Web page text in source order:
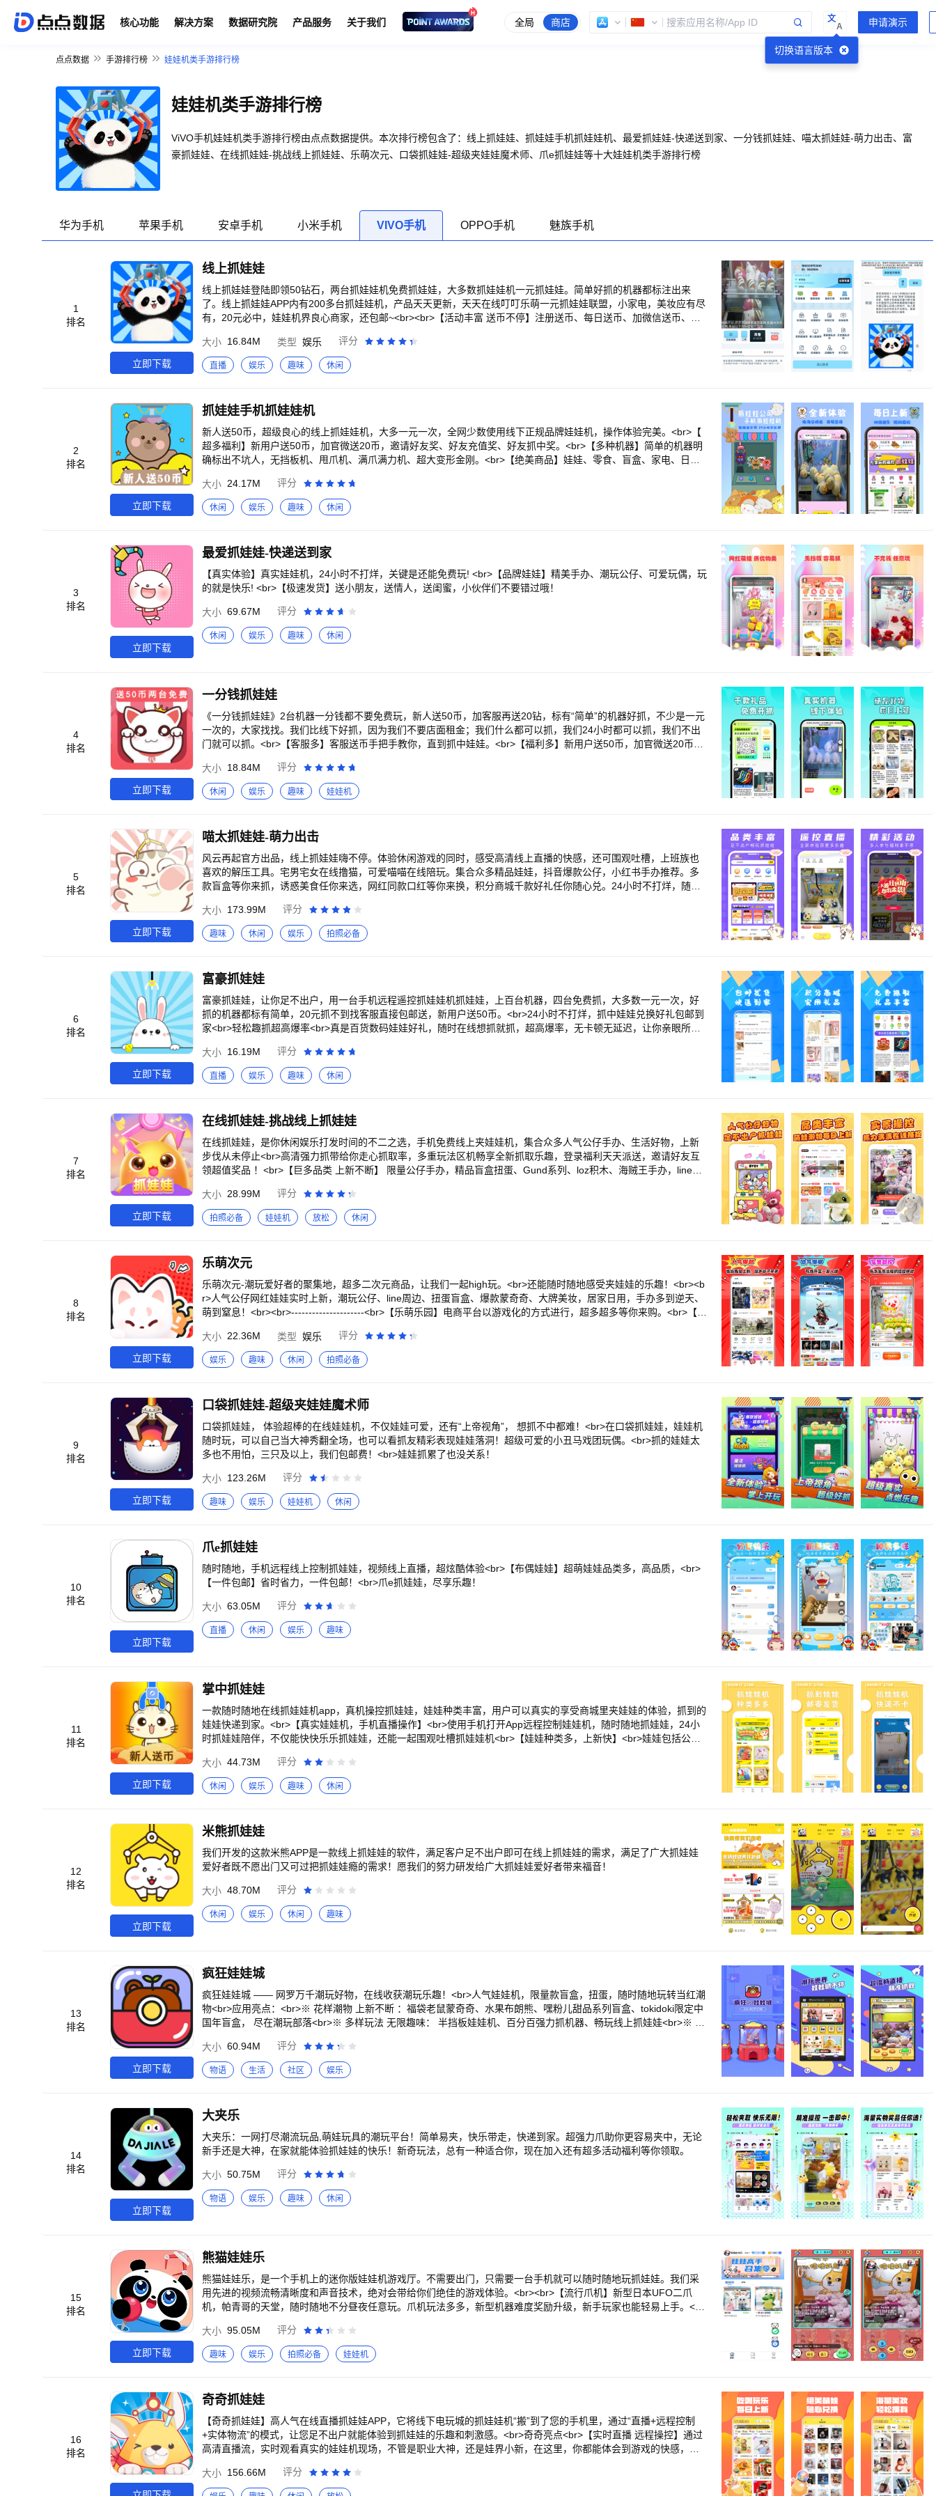
核心功能 解决方案 数据研究院 产品服务 关于我们 全局 商店
切换语言版本
文
A
点点数据 手游排行榜 娃娃机类手游排行榜
娃娃机类手游排行榜
ViVO手机娃娃机类手游排行榜由点点数据提供。本次排行榜包含了：线上抓娃娃、抓娃娃手机抓娃娃机、最爱抓娃娃-快递送到家、一分钱抓娃娃、喵太抓娃娃-萌力出击、富
豪抓娃娃、在线抓娃娃-挑战线上抓娃娃、乐萌次元、口袋抓娃娃-超级夹娃娃魔术师、爪e抓娃娃等十大娃娃机类手游排行榜
华为手机 苹果手机 安卓手机 小米手机 VIVO手机 OPPO手机 魅族手机
1
排名
立即下载
线上抓娃娃
线上抓娃娃登陆即领50钻石，两台抓娃娃机免费抓娃娃，大多数抓娃娃机一元抓娃娃。简单好抓的机器都标注出来
了。线上抓娃娃APP内有200多台抓娃娃机，产品天天更新，天天在线叮叮乐萌一元抓娃娃联盟，小家电，美妆应有尽
有，20元必中，娃娃机界良心商家，还包邮~<br><br>【活动丰富 送币不停】注册送币、每日送币、加微信送币、拉
泡泡马特同步发布，薇娅李佳奇罗永浩直播产品良品同步上线。熊猫抓娃娃、手办、LOZ、邦尼兔、蒙奇奇、粉红
豹、平衡车、无人机、口红机等网红产品已上线，还有各种新奇有趣的日用品每日上新等着你。<br>【3D视角 超强抓
力】一键切换镜头，3D视角、红外线瞄准、超低挡板配合超强抓力大大提高命中率，手残党的春天来了~夹娃娃也得挑
邮，在家轻松收货。并有24小时客户解决一切疑难杂症，机器故障、快递问题。官微xszww01。<br>【甩爪天堂 万总
瞩目】品牌机器，超低延迟，每台机器操作差异小，使得抓娃娃技术可以积累进步，大甩爪、舜甩等操作都可以越来
越熟练，高手可以稳定展示其技术清空机器。让你彻底告别推币机、扭蛋机、奇奇联盟。<br><br>【在线抓娃娃游戏
特色】<br>①高质量视频<br>正面侧面双高清摄像头、超低延迟画面。红外线瞄准定位，使夹娃娃更准确。<br>②品
牌娃娃机<br>使用星奈吉天使熊娃娃机，全国保有量大，每天机器操作差异小，使得线下的抓娃娃技术可以完美应用
<br>我们是娃娃大联盟，但是娃娃又只是很小的一部分，潮玩、日用品应用日日更新<br>⑤一件发货，两件包邮 <br>
极速发货，省时省心，全国邮寄到家，发多还送币。还可以指定款式哦<br>⑥杭州老牌抓娃娃企业<br>杭州知名抓娃
娃企业，运营多年，强大的供应商体系。产品都是精挑细选，性价比之王，精品<br>⑦通过娱乐满足所需<br>丰富单
w.zhuawawa.vip
大小 16.84M 类型 娱乐 评分
直播 娱乐 趣味 休闲
2
排名
立即下载
抓娃娃手机抓娃娃机
新人送50币，超级良心的线上抓娃娃机，大多一元一次，全网少数使用线下正规品牌娃娃机，操作体验完美。<br>【
超多福利】新用户送50币，加官微送20币，邀请好友奖、好友充值奖、好友抓中奖。<br>【多种机器】简单的机器明
确标出不坑人，无挡板机、甩爪机、满爪满力机、超大变形金刚。<br>【绝美商品】娃娃、零食、盲盒、家电、日用
大小 24.17M 评分
休闲 娱乐 趣味 休闲
3
排名
立即下载
最爱抓娃娃-快递送到家
【真实体验】真实娃娃机，24小时不打烊，关键是还能免费玩! <br>【品牌娃娃】精美手办、潮玩公仔、可爱玩偶，玩
的就是快乐! <br>【极速发货】送小朋友，送情人，送闺蜜，小伙伴们不要错过哦！
大小 69.67M 评分
休闲 娱乐 趣味 休闲
4
排名
立即下载
一分钱抓娃娃
《一分钱抓娃娃》2台机器一分钱都不要免费玩，新人送50币，加客服再送20钻，标有“简单”的机器好抓，不少是一元
一次的，大家找找。我们比线下好抓，因为我们不要店面租金；我们什么都可以抓，我们24小时都可以抓，我们不出
门就可以抓。<br>【客服多】客服送币手把手教你，直到抓中娃娃。<br>【福利多】新用户送50币，加官微送20币，
力机、超大变形金刚。<br>【商品多】500个商品包含娃娃、零食、盲盒、家电、日用品、美妆什么都有。<br>【积分
多】海量产品真正超值兑换<br>【包邮多】每日发货，包邮到家（偏远地区需要补贴部分邮费）
大小 18.84M 评分
休闲 娱乐 趣味 娃娃机
5
排名
立即下载
喵太抓娃娃-萌力出击
风云再起官方出品，线上抓娃娃嗨不停。体验休闲游戏的同时，感受高清线上直播的快感，还可围观吐槽，上班族也
喜欢的解压工具。宅男宅女在线撸猫，可爱喵喵在线陪玩。集合众多精品娃娃，抖音爆款公仔，小红书手办推荐。多
款盲盒等你来抓，诱惑美食任你来选，网红同款口红等你来换，积分商城千款好礼任你随心兑。24小时不打烊，随时
大小 173.99M 评分
趣味 休闲 娱乐 拍照必备
6
排名
立即下载
富豪抓娃娃
富豪抓娃娃，让你足不出户，用一台手机远程遥控抓娃娃机抓娃娃，上百台机器，四台免费抓，大多数一元一次，好
抓的机器都标有简单，20元抓不到找客服直接包邮送，新用户送50币。<br>24小时不打烊，抓中娃娃兑换好礼包邮到
家<br>轻松趣抓超高爆率<br>真是百货数码娃娃好礼，随时在线想抓就抓，超高爆率，无卡顿无延迟，让你亲眼所
的真人互动评论，快乐不止一点点<br>多样礼品等你来拿<br>抓到娃娃，两件即可包邮到家（搭邮赠品偏远地区除
外）!还有丰富商城好礼可<br>以兑换，礼品拿到你手软!。<br>娃娃不好抓，娃娃不计，机器故障，添加首页官微联系
客服处理，或如回复慢联系18551601079 肖经理
大小 16.19M 评分
直播 娱乐 趣味 休闲
7
排名
立即下载
在线抓娃娃-挑战线上抓娃娃
在线抓娃娃，是你休闲娱乐打发时间的不二之选，手机免费线上夹娃娃机，集合众多人气公仔手办、生活好物，上新
步伐从未停止<br>高清强力抓带给你走心抓取率，多重玩法区机畅享全新抓取乐趣，登录福利天天派送，邀请好友互
领超值奖品 ！<br>【巨多品类 上新不断】 限量公仔手办，精品盲盒扭蛋、Gund系列、loz积木、海贼王手办，line系
概率up up ！<br>【玩法专区 全新乐趣】独辟多重玩法房间，畅享抓取新意<br>【支持到家 极速收货】完善物流系
统，静待萌物上门<br>【积分好物 在线兑换】实用数码 精品美妆等你兑换
大小 28.99M 评分
拍照必备 娃娃机 放松 休闲
8
排名
立即下载
乐萌次元
乐萌次元-潮玩爱好者的聚集地，超多二次元商品，让我们一起high玩。<br>还能随时随地感受夹娃娃的乐趣！<br><b
r>人气公仔网红娃娃实时上新，潮玩公仔、line周边、扭蛋盲盒、爆款蒙奇奇、大牌美妆，居家日用，手办多到逆天、
萌到窒息！<br><br>---------------------<br>【乐萌乐园】电商平台以游戏化的方式进行，超多超多等你来购。<br>【品
动丰富】特价秒杀，榜单争霸，保夹集卡玩法多多<br>【流畅操控】临场体验，超强抓力，清晰直播命中率高<br>
【送货到家】抓中即快递寄出，足不出户享受抓娃娃乐趣
大小 22.36M 类型 娱乐 评分
娱乐 趣味 休闲 拍照必备
9
排名
立即下载
口袋抓娃娃-超级夹娃娃魔术师
口袋抓娃娃， 体验超棒的在线娃娃机，不仅娃娃可爱，还有“上帝视角”， 想抓不中都难！<br>在口袋抓娃娃，娃娃机
随时玩，可以自己当大神秀翻全场，也可以看抓友精彩表现娃娃落洞！超级可爱的小丑马戏团玩偶。<br>抓的娃娃太
多也不用怕，三只及以上，我们包邮费！<br>娃娃抓累了也没关系！
大小 123.26M 评分
趣味 娱乐 娃娃机 休闲
10
排名
立即下载
爪e抓娃娃
随时随地，手机远程线上控制抓娃娃，视频线上直播，超炫酷体验<br>【布偶娃娃】超萌娃娃品类多，高品质，<br>
【一件包邮】省时省力，一件包邮！<br>爪e抓娃娃，尽享乐趣！
大小 63.05M 评分
直播 休闲 娱乐 趣味
11
排名
立即下载
掌中抓娃娃
一款随时随地在线抓娃娃机app，真机操控抓娃娃，娃娃种类丰富，用户可以真实的享受商城里夹娃娃的体验，抓到的
娃娃快递到家。<br>【真实娃娃机，手机直播操作】<br>使用手机打开App远程控制娃娃机，随时随地抓娃娃，24小
时抓娃娃陪伴，不仅能快快乐乐抓娃娃，还能一起围观吐槽抓娃娃机<br>【娃娃种类多，上新快】<br>娃娃包括公
娃，快递到家】<br>娃娃机数量多，高抓中率，抓娃娃抓中后即可申请发货，两件包邮
大小 44.73M 评分
休闲 娱乐 趣味 休闲
12
排名
立即下载
米熊抓娃娃
我们开发的这款米熊APP是一款线上抓娃娃的软件，满足客户足不出户即可在线上抓娃娃的需求，满足了广大抓娃娃
爱好者既不愿出门又可过把抓娃娃瘾的需求！愿我们的努力研发给广大抓娃娃爱好者带来福音！
大小 48.70M 评分
休闲 娱乐 休闲 趣味
13
排名
立即下载
疯狂娃娃城
疯狂娃娃城 —— 网罗万千潮玩好物，在线收获潮玩乐趣！<br>人气娃娃机，限量款盲盒，扭蛋，随时随地玩转当红潮
物<br>应用亮点：<br>※ 花样潮物 上新不断 ：福袋老鼠蒙奇奇、水果布朗熊、嘿粉儿甜品系列盲盒、tokidoki限定中
国年盲盒， 尽在潮玩部落<br>※ 多样玩法 无限趣味： 半挡板娃娃机、百分百强力抓机器、畅玩线上抓娃娃<br>※ 积
享完善快递服务，坐等收取潮物 <br>疯狂娃娃城 --- 开启你的潮玩新世界 !
大小 60.94M 评分
物语 生活 社区 娱乐
14
排名
立即下载
大夹乐
大夹乐：一网打尽潮流玩品,萌娃玩具的潮玩平台！简单易夹，快乐带走，快递到家。超强力爪助你更容易夹中，无论
新手还是大神，在家就能体验抓娃娃的快乐！新奇玩法，总有一种适合你，现在加入还有超多活动福利等你领取。
大小 50.75M 评分
物语 娱乐 趣味 休闲
15
排名
立即下载
熊猫娃娃乐
熊猫娃娃乐，是一个手机上的迷你版娃娃机游戏厅。不需要出门，只需要一台手机就可以随时随地玩抓娃娃。我们采
用先进的视频流畅清晰度和声音技术，绝对会带给你们绝佳的游戏体验。<br><br>【流行爪机】新型日本UFO二爪
机，帕青哥的天堂，随时随地不分昼夜任意玩。爪机玩法多多，新型机器难度奖励升级，新手玩家也能轻易上手。<br
巧】超清低延迟直播，轻松甩爪，准确瞄准娃娃，拼运气的时候到了。<br>【福利派送】新用户免费送币，连续签到
游戏币拿到手软。春节、五一、国庆、圣诞节等活动惊喜少不了。
大小 95.05M 评分
趣味 娱乐 拍照必备 娃娃机
16
排名
奇奇抓娃娃
【奇奇抓娃娃】高人气在线直播抓娃娃APP，它将线下电玩城的抓娃娃机“搬”到了您的手机里，通过“直播+远程控制
+实体物流”的模式，让您足不出户就能体验到抓娃娃的乐趣和刺激感。<br>奇奇亮点<br>【实时直播 远程操控】通过
高清直播流，实时观看真实的娃娃机现场，不管是职业大神，还是娃界小新，在这里，你都能体会到游戏的快感，快
奇奇已经运营七年啦，已上架超过3万个产品，从生活中的零食饮料、水果生鲜、潮玩盲盒、衣裤鞋袜、家用电器、生
活中的衣食住行在这里你都可以找到~奇奇，不止抓娃娃~<br>【百变玩法 畅玩一夏】全景复现线下玩法，融入直播娃
大小 156.66M 评分